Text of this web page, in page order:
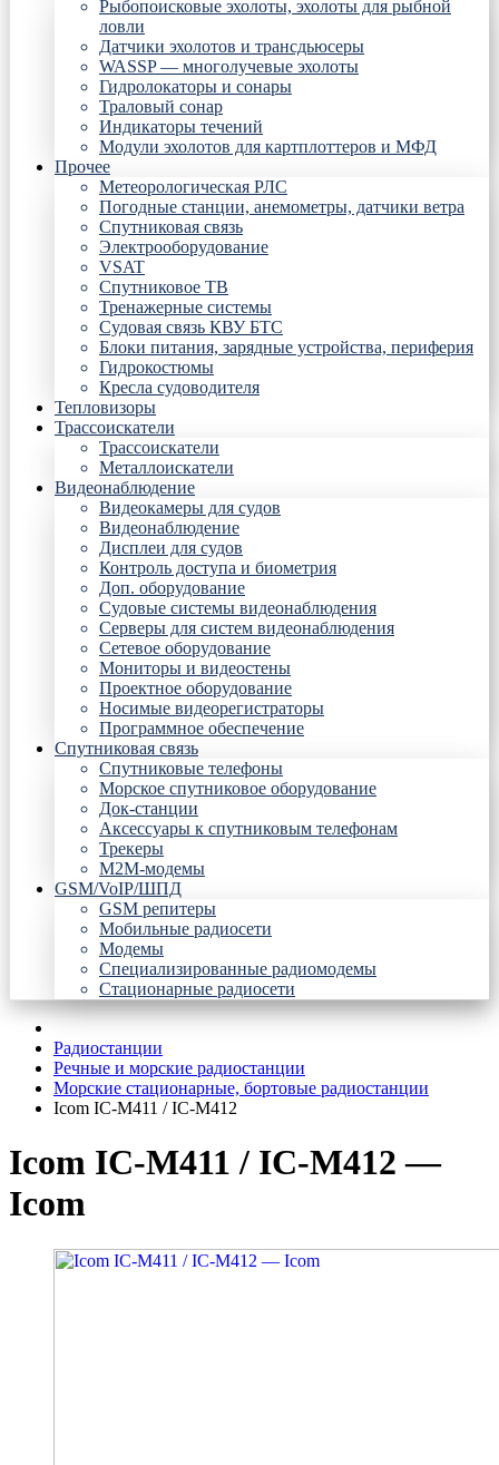
Рыбопоисковые эхолоты, эхолоты для рыбной
ловли
Датчики эхолотов и трансдьюсеры
WASSP — многолучевые эхолоты
Гидролокаторы и сонары
Траловый сонар
Индикаторы течений
Модули эхолотов для картплоттеров и МФД
Прочее
Метеорологическая РЛС
Погодные станции, анемометры, датчики ветра
Спутниковая связь
Электрооборудование
VSAT
Спутниковое ТВ
Тренажерные системы
Судовая связь КВУ БТС
Блоки питания, зарядные устройства, периферия
Гидрокостюмы
Кресла судоводителя
Тепловизоры
Трассоискатели
Трассоискатели
Металлоискатели
Видеонаблюдение
Видеокамеры для судов
Видеонаблюдение
Дисплеи для судов
Контроль доступа и биометрия
Доп. оборудование
Судовые системы видеонаблюдения
Серверы для систем видеонаблюдения
Сетевое оборудование
Мониторы и видеостены
Проектное оборудование
Носимые видеорегистраторы
Программное обеспечение
Спутниковая связь
Спутниковые телефоны
Морское спутниковое оборудование
Док-станции
Аксессуары к спутниковым телефонам
Трекеры
М2М-модемы
GSM/VoIP/ШПД
GSM репитеры
Мобильные радиосети
Модемы
Специализированные радиомодемы
Стационарные радиосети
Радиостанции
Речные и морские радиостанции
Морские стационарные, бортовые радиостанции
Icom IC-M411 / IC-M412
Icom IC-M411 / IC-M412 —
Icom